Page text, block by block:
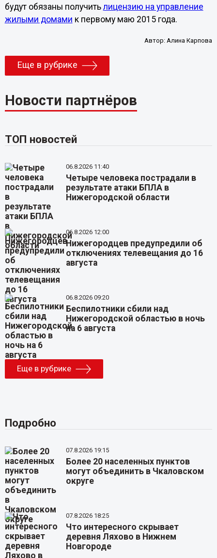
будут обязаны получить лицензию на управление
жилыми домами к первому маю 2015 года.
Автор: Алина Карпова
Еще в рубрике
Новости партнёров
ТОП новостей
06.8.2026 11:40
Четыре человека пострадали в
результате атаки БПЛА в
Нижегородской области
06.8.2026 12:00
Нижегородцев предупредили об
отключениях телевещания до 16
августа
06.8.2026 09:20
Беспилотники сбили над
Нижегородской областью в ночь
на 6 августа
Еще в рубрике
Подробно
07.8.2026 19:15
Более 20 населенных пунктов
могут объединить в Чкаловском
округе
07.8.2026 18:25
Что интересного скрывает
деревня Ляхово в Нижнем
Новгороде